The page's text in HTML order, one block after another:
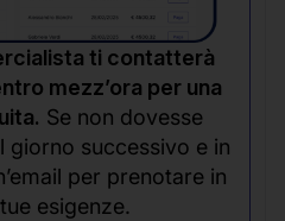
ti contatterà
mezz’ora per una
Se non dovesse
giorno successivo e in
per prenotare in
esigenze.